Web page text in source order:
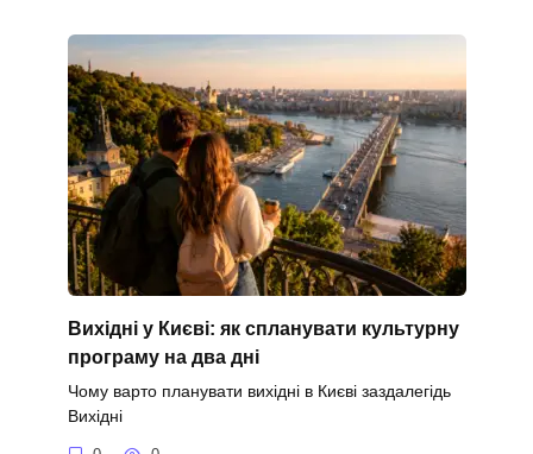
Вихідні у Києві: як спланувати культурну
програму на два дні
Чому варто планувати вихідні в Києві заздалегідь
Вихідні